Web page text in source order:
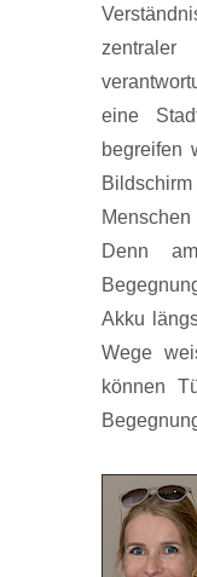
eine
begreifen
Denn
Akku
Wege
können